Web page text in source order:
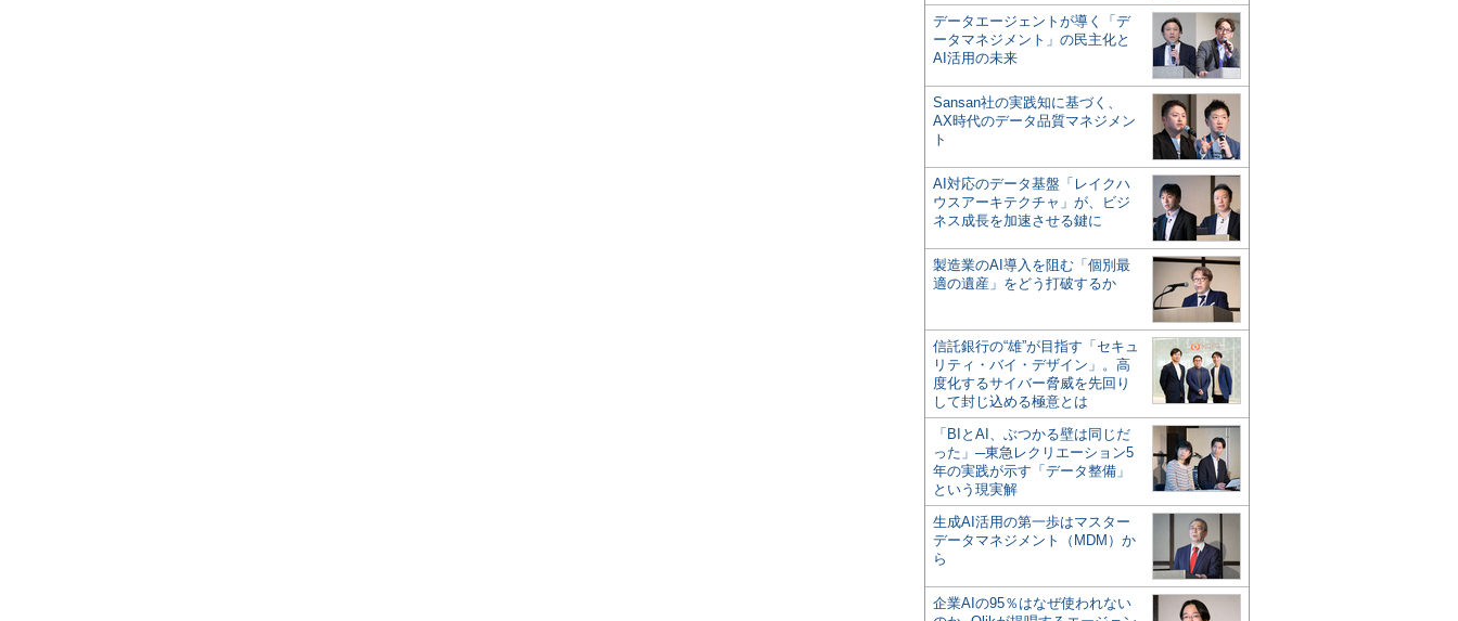
データエージェントが導く「デ
ータマネジメント」の民主化と
AI活用の未来
Sansan社の実践知に基づく、
AX時代のデータ品質マネジメン
ト
AI対応のデータ基盤「レイクハ
ウスアーキテクチャ」が、ビジ
ネス成長を加速させる鍵に
製造業のAI導入を阻む「個別最
適の遺産」をどう打破するか
信託銀行の“雄”が目指す「セキュ
リティ・バイ・デザイン」。高
度化するサイバー脅威を先回り
して封じ込める極意とは
「BIとAI、ぶつかる壁は同じだ
った」─東急レクリエーション5
年の実践が示す「データ整備」
という現実解
生成AI活用の第一歩はマスター
データマネジメント（MDM）か
ら
企業AIの95％はなぜ使われない